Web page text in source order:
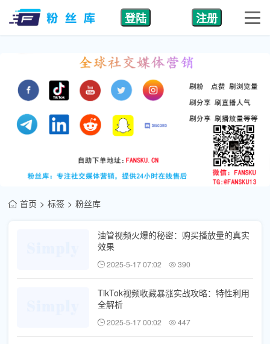
登陆 注册
首页 标签 粉丝库
油管视频火爆的秘密：购买播放量的真实
效果
2025-5-17 07:02 390
TikTok视频收藏暴涨实战攻略：特性利用
全解析
2025-5-17 00:02 447